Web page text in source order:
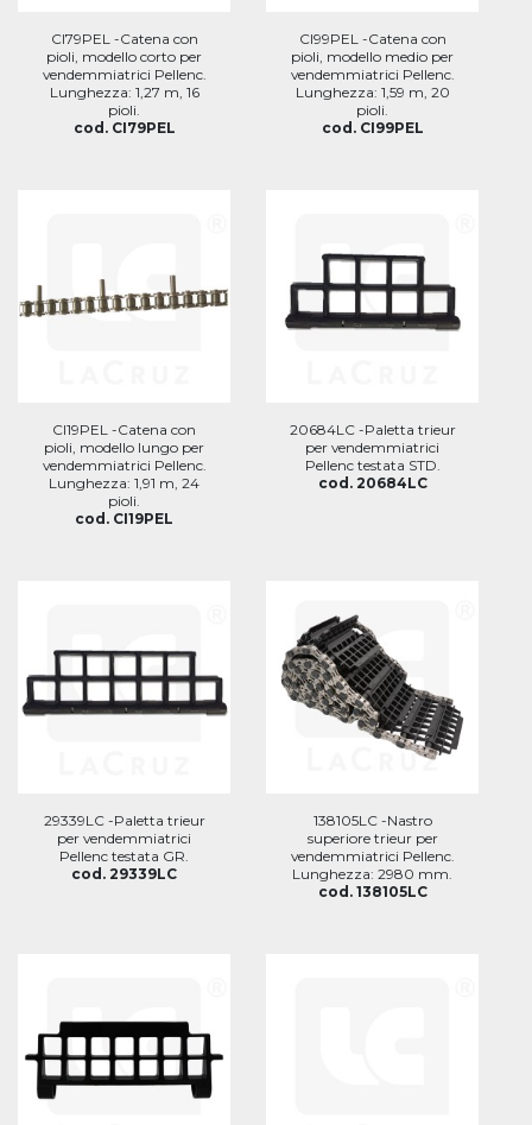
CI79PEL -Catena con
pioli, modello corto per
vendemmiatrici Pellenc.
Lunghezza: 1,27 m, 16
pioli.
cod. CI79PEL
CI99PEL -Catena con
pioli, modello medio per
vendemmiatrici Pellenc.
Lunghezza: 1,59 m, 20
pioli.
cod. CI99PEL
CI19PEL -Catena con
pioli, modello lungo per
vendemmiatrici Pellenc.
Lunghezza: 1,91 m, 24
pioli.
cod. CI19PEL
20684LC -Paletta trieur
per vendemmiatrici
Pellenc testata STD.
cod. 20684LC
29339LC -Paletta trieur
per vendemmiatrici
Pellenc testata GR.
cod. 29339LC
138105LC -Nastro
superiore trieur per
vendemmiatrici Pellenc.
Lunghezza: 2980 mm.
cod. 138105LC